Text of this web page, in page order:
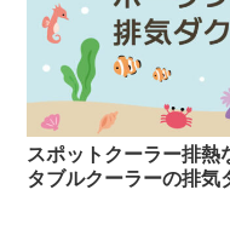
スポットクーラー排熱
タブルクーラーの排気